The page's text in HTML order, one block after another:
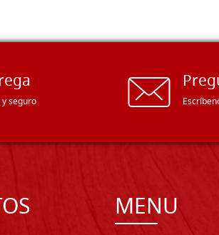
seguro
MENU